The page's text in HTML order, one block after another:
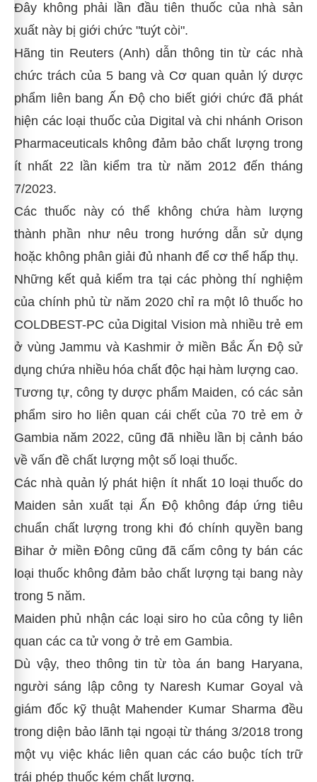
Đây không phải lần đầu tiên thuốc của nhà sản
xuất này bị giới chức "tuýt còi".
Hãng tin Reuters (Anh) dẫn thông tin từ các nhà
chức trách của 5 bang và Cơ quan quản lý dược
phẩm liên bang Ấn Độ cho biết giới chức đã phát
hiện các loại thuốc của Digital và chi nhánh Orison
Pharmaceuticals không đảm bảo chất lượng trong
ít nhất 22 lần kiểm tra từ năm 2012 đến tháng
7/2023.
Các thuốc này có thể không chứa hàm lượng
thành phần như nêu trong hướng dẫn sử dụng
hoặc không phân giải đủ nhanh để cơ thể hấp thụ.
Những kết quả kiểm tra tại các phòng thí nghiệm
của chính phủ từ năm 2020 chỉ ra một lô thuốc ho
COLDBEST-PC của Digital Vision mà nhiều trẻ em
ở vùng Jammu và Kashmir ở miền Bắc Ấn Độ sử
dụng chứa nhiều hóa chất độc hại hàm lượng cao.
Tương tự, công ty dược phẩm Maiden, có các sản
phẩm siro ho liên quan cái chết của 70 trẻ em ở
Gambia năm 2022, cũng đã nhiều lần bị cảnh báo
về vấn đề chất lượng một số loại thuốc.
Các nhà quản lý phát hiện ít nhất 10 loại thuốc do
Maiden sản xuất tại Ấn Độ không đáp ứng tiêu
chuẩn chất lượng trong khi đó chính quyền bang
Bihar ở miền Đông cũng đã cấm công ty bán các
loại thuốc không đảm bảo chất lượng tại bang này
trong 5 năm.
Maiden phủ nhận các loại siro ho của công ty liên
quan các ca tử vong ở trẻ em Gambia.
Dù vậy, theo thông tin từ tòa án bang Haryana,
người sáng lập công ty Naresh Kumar Goyal và
giám đốc kỹ thuật Mahender Kumar Sharma đều
trong diện bảo lãnh tại ngoại từ tháng 3/2018 trong
một vụ việc khác liên quan các cáo buộc tích trữ
trái phép thuốc kém chất lượng.